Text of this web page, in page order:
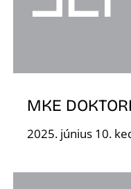
MKE
2025. június 10.